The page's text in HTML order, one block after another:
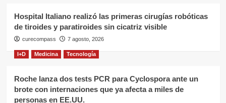
Hospital Italiano realizó las primeras cirugías robóticas
de tiroides y paratiroides sin cicatriz visible
curecompass 7 agosto, 2026
I+D Medicina Tecnología
Roche lanza dos tests PCR para Cyclospora ante un
brote con internaciones que ya afecta a miles de
personas en EE.UU.